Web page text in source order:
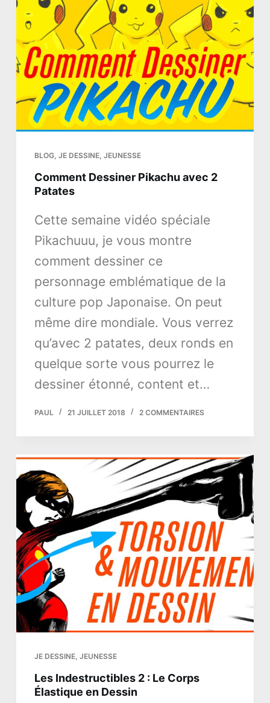
n
BLOG, JE DESSINE, JEUNESSE
Comment Dessiner Pikachu avec 2
Patates
Cette semaine vidéo spéciale
Pikachuuu, je vous montre
comment dessiner ce
personnage emblématique de la
culture pop Japonaise. On peut
même dire mondiale. Vous verrez
qu’avec 2 patates, deux ronds en
quelque sorte vous pourrez le
dessiner étonné, content et…
PAUL 21 JUILLET 2018 2 COMMENTAIRES
JE DESSINE, JEUNESSE
Les Indestructibles 2 : Le Corps
Élastique en Dessin